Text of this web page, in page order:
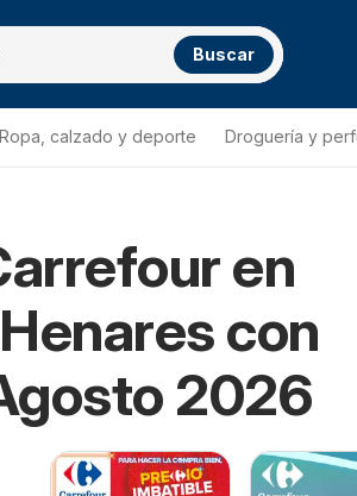
Buscar
Ropa, calzado y deporte Droguería y
en
con
2026